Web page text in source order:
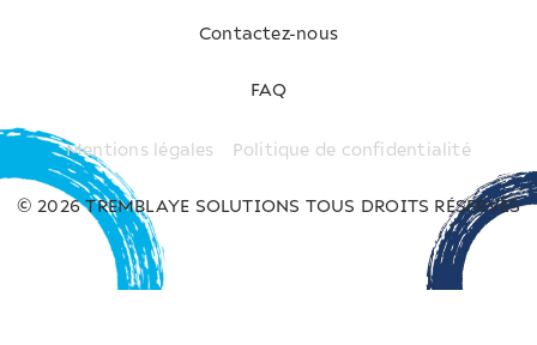
Contactez-nous
FAQ
Mentions légales Politique de confidentialité
© 2026 TREMBLAYE SOLUTIONS TOUS DROITS RÉSERVÉS